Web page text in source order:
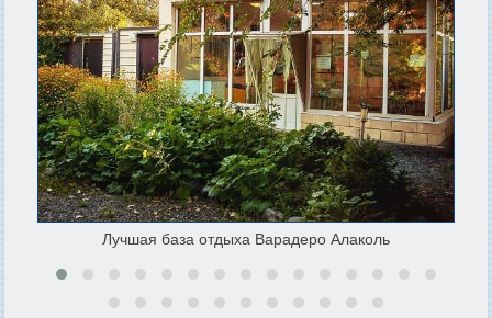
Лучшая база отдыха Варадеро Алаколь